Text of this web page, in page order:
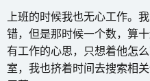
上班的时候我也无心工作。
错，但是那时候一个数，算
有工作的心思，只想着他怎
室，我也挤着时间去搜索相